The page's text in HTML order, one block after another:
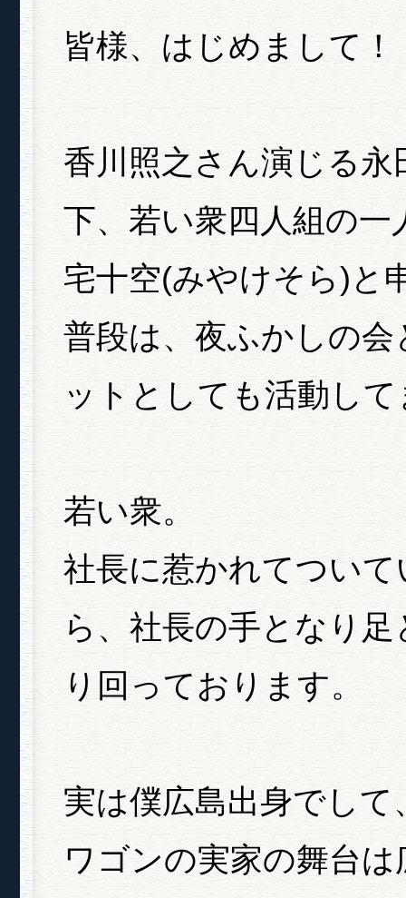
皆様、はじめまして！
香川照之さん演じる永
下、若い衆四人組の一
宅十空(みやけそら)と
普段は、夜ふかしの
ットとしても活動し
若い衆。
社長に惹かれてつい
ら、社長の手となり
り回っております。
実は僕広島出身でし
ワゴンの実家の舞台